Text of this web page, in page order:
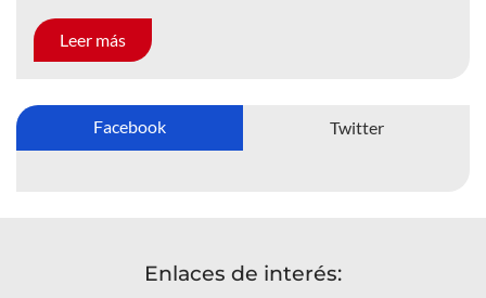
Leer más
Facebook Twitter
Enlaces de interés: